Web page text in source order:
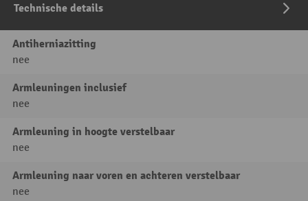
Technische details
Antiherniazitting
nee
Armleuningen inclusief
nee
Armleuning in hoogte verstelbaar
nee
Armleuning naar voren en achteren verstelbaar
nee